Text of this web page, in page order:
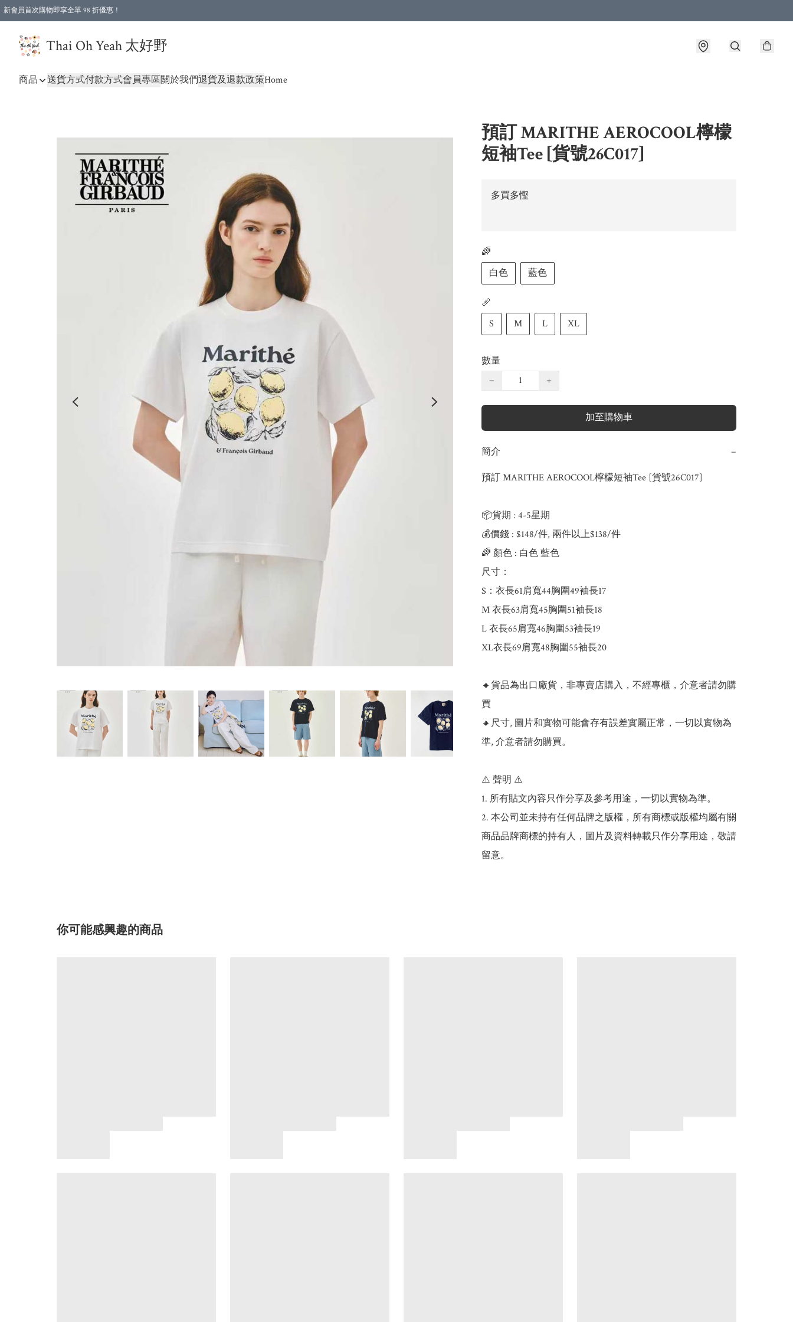
新會員首次購物即享全單 98 折優惠！
Thai Oh Yeah 太好野
商品 送貨方式付款方式會員專區關於我們退貨及退款政策Home
預訂 MARITHE AEROCOOL檸檬
短袖Tee [貨號26C017]
多買多慳
🌈
白色
藍色
📏
S
M L XL
數量
−
+
加至購物車
簡介 −
預訂 MARITHE AEROCOOL檸檬短袖Tee [貨號26C017]
📦貨期 : 4-5星期
💰價錢 : $148/件, 兩件以上$138/件
🌈 顏色 : 白色 藍色
尺寸：
S：衣長61肩寬44胸圍49袖長17
M 衣長63肩寬45胸圍51袖長18
L 衣長65肩寬46胸圍53袖長19
XL衣長69肩寬48胸圍55袖長20
🔸貨品為出口廠貨，非專賣店購入，不經專櫃，介意者請勿購
買
🔸尺寸, 圖片和實物可能會存有誤差實屬正常，一切以實物為
準, 介意者請勿購買。
⚠️ 聲明 ⚠️
1. 所有貼文內容只作分享及參考用途，一切以實物為準。
2. 本公司並未持有任何品牌之版權，所有商標或版權均屬有關
商品品牌商標的持有人，圖片及資料轉載只作分享用途，敬請
留意。
你可能感興趣的商品